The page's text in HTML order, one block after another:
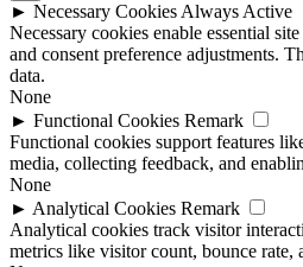
► Necessary Cookies Always Active
Necessary cookies enable essential
and consent preference adjustments.
data.
None
► Functional Cookies Remark
Functional cookies support features
media, collecting feedback, and
None
► Analytical Cookies Remark
Analytical cookies track visitor
metrics like visitor count, bounce rate,